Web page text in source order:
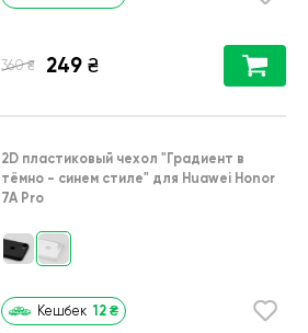
360 ₴ 249 ₴
2D пластиковый чехол "Градиент в
тёмно - синем стиле" для Huawei Honor
7A Pro
Кешбек 12 ₴